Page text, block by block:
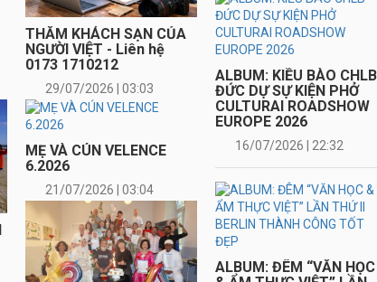
THĂM KHÁCH SẠN CỦA
NGƯỜI VIỆT - Liên hệ
0173 1710212
29/07/2026 | 03:03
MẸ VÀ CÚN VELENCE
6.2026
21/07/2026 | 03:04
16/07/2026 | 22:32
& ẨM THỰC VIỆT” LẦN
THỨ II BERLIN THÀNH
CÔNG TỐT ĐẸP
15/07/2026 | 13:36
ALBUM: Hội nghị Xúc tiến
đầu tư Đà Nẵng tại TP
Berlin
07/07/2026 | 20:18